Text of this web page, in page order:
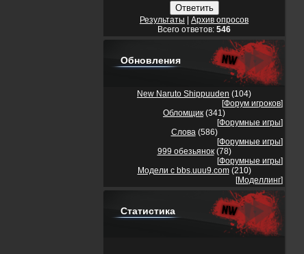
Результаты
Архив опросов
Всего ответов: 546
Обновления
New Naruto Shippuuden (104)
[Форум игроков]
Обломщик (341)
[Форумные игры]
Слова (586)
[Форумные игры]
999 обезьянок (78)
[Форумные игры]
Модели с bbs.uuu9.com (210)
[Моделлинг]
Статистика